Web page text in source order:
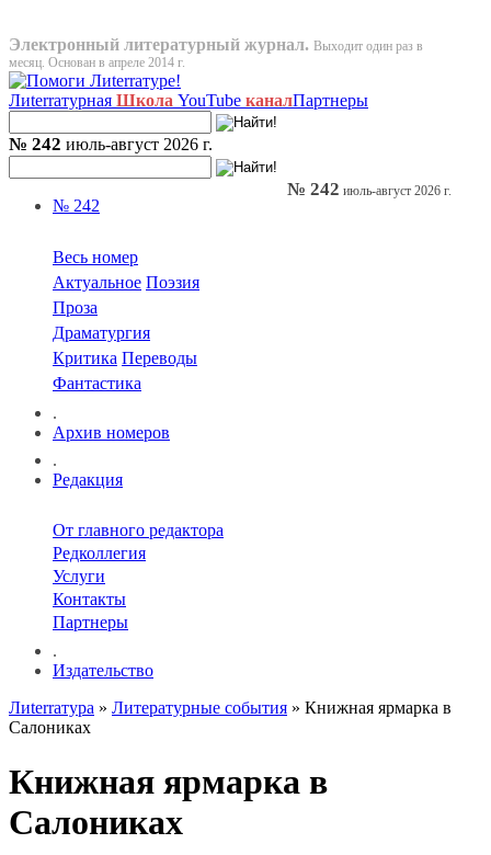
Электронный литературный журнал. Выходит один раз в
месяц. Основан в апреле 2014 г.
Лиterraтурная Школа YouTube каналПартнеры
№ 242 июль-август 2026 г.
№ 242
Весь номер
Актуальное Поэзия
Проза
Драматургия
Критика Переводы
Фантастика
.
Архив номеров
.
Редакция
От главного редактора
Редколлегия
Услуги
Контакты
Партнеры
.
Издательство
№ 242 июль-август 2026 г.
Лиterraтура » Литературные события » Книжная ярмарка в
Салониках
Книжная ярмарка в
Салониках